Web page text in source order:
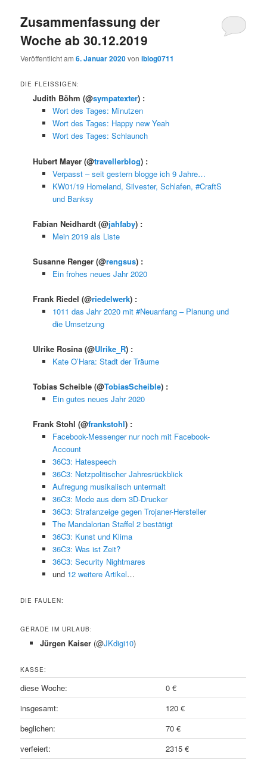
Zusammenfassung der
Woche ab 30.12.2019
Veröffentlicht am6. Januar 2020voniblog0711
DIE FLEISSIGEN:
Judith Böhm(@sympatexter) :
Wort des Tages: Minutzen
Wort des Tages: Happy new Yeah
Wort des Tages: Schlaunch
Hubert Mayer(@travellerblog) :
Verpasst – seit gestern blogge ich 9 Jahre…
KW01/19 Homeland, Silvester, Schlafen, #CraftS
und Banksy
Fabian Neidhardt(@jahfaby) :
Mein 2019 als Liste
Susanne Renger(@rengsus) :
Ein frohes neues Jahr 2020
Frank Riedel(@riedelwerk) :
1011 das Jahr 2020 mit #Neuanfang – Planung und
die Umsetzung
Ulrike Rosina(@Ulrike_R) :
Kate O’Hara: Stadt der Träume
Tobias Scheible(@TobiasScheible) :
Ein gutes neues Jahr 2020
Frank Stohl(@frankstohl) :
Facebook-Messenger nur noch mit Facebook-
Account
36C3: Hatespeech
36C3: Netzpolitischer Jahresrückblick
Aufregung musikalisch untermalt
36C3: Mode aus dem 3D-Drucker
36C3: Strafanzeige gegen Trojaner-Hersteller
The Mandalorian Staffel 2 bestätigt
36C3: Kunst und Klima
36C3: Was ist Zeit?
36C3: Security Nightmares
und 12 weitere Artikel…
DIE FAULEN:
GERADE IM URLAUB:
Jürgen Kaiser (@JKdigi10)
KASSE:
diese Woche:
0 €
insgesamt:
120 €
beglichen:
70 €
verfeiert:
2315 €